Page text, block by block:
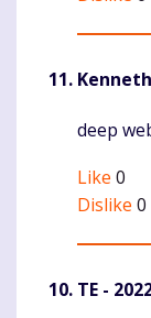
deep
Like 0
Dislike 0
TE -